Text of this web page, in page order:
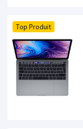
Top Produit